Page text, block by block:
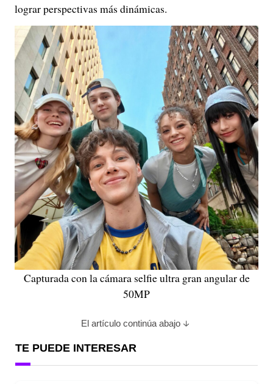
lograr perspectivas más dinámicas.
Capturada con la cámara selfie ultra gran angular de
50MP
El artículo continúa abajo
TE PUEDE INTERESAR